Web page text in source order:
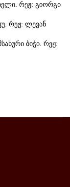
რეჟ: გიორგი
რეჟ: ლევან
ბიჭი. რეჟ: